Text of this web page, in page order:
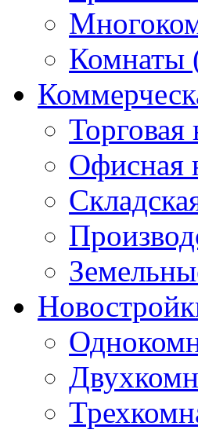
Комнаты
Офисная